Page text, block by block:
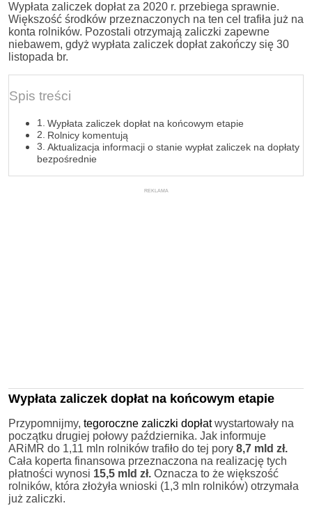
Wypłata zaliczek dopłat za 2020 r. przebiega sprawnie.
Większość środków przeznaczonych na ten cel trafiła już na
konta rolników. Pozostali otrzymają zaliczki zapewne
niebawem, gdyż wypłata zaliczek dopłat zakończy się 30
listopada br.
Spis treści
Wypłata zaliczek dopłat na końcowym etapie
Rolnicy komentują
Aktualizacja informacji o stanie wypłat zaliczek na dopłaty
bezpośrednie
REKLAMA
Wypłata zaliczek dopłat na końcowym etapie
Przypomnijmy, tegoroczne zaliczki dopłatwystartowały na
początku drugiej połowy października. Jak informuje
ARiMR do 1,11 mln rolników trafiło do tej pory 8,7 mld zł.
Cała koperta finansowa przeznaczona na realizację tych
płatności wynosi 15,5 mld zł. Oznacza to że większość
rolników, która złożyła wnioski (1,3 mln rolników) otrzymała
już zaliczki.